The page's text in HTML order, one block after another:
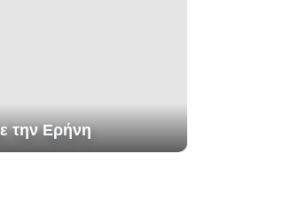
την Ερήνη